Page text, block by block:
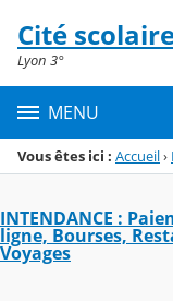
Menu de la
Contenu
Cité
Lyon 3°
MENU
Vous êtes ici : Accueil›
INTENDANCE :
ligne, Bourses,
Voyages